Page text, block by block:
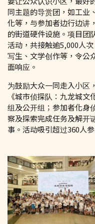
同主题的导赏团，如工业
化等，与参加者边行边讲
的街道硬件设施。项目团
活动，共接触逾5,000人
写生、文学创作等，令公
面响应。
为鼓励大众一同走入小区
《城市侦探队：九龙城
组及公开组；参加者化身
察及探索完成任务及解开
事。活动吸引超过360人参